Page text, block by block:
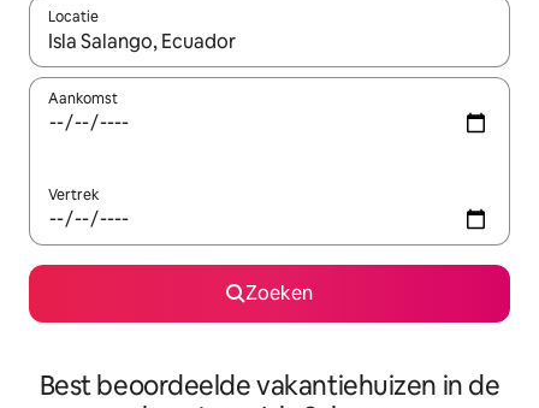
Locatie
Wanneer er resultaten beschikbaar zijn, maak je een keuze
Aankomst
Vertrek
Zoeken
Best beoordeelde vakantiehuizen in de